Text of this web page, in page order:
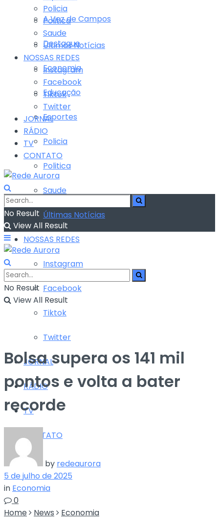
A Voz de Campos
Destaque
Economia
Educação
Esportes
Policia
Politica
Saude
Últimas Notícias
NOSSAS REDES
Instagram
Facebook
Tiktok
Twitter
JORNAL
RÁDIO
TV
CONTATO
Policia
Politica
Saude
Últimas Notícias
NOSSAS REDES
Instagram
Facebook
Tiktok
Twitter
JORNAL
RÁDIO
TV
CONTATO
No Result
View All Result
No Result
View All Result
Bolsa supera os 141 mil
pontos e volta a bater
recorde
by redeaurora
5 de julho de 2025
in Economia
0
Home
News Economia